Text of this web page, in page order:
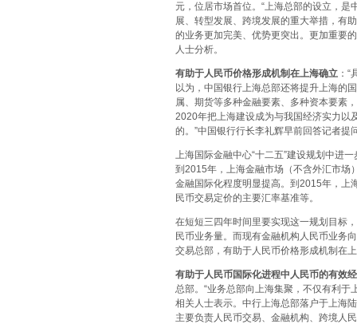
元，位居市场首位。 “上海总部的设立，是
展、转型发展、跨境发展的重大举措，有
的业务更加完美、优势更突出。更加重要
人士分析。
有助于人民币价格形成机制在上海确立 ： “
以为，中国银行上海总部还将提升上海的
属、期货等多种金融要素、多种资本要素
2020年把上海建设成为与我国经济实力以
的。”中国银行行长李礼辉早前回答记者提
上海国际金融中心“十二五”建设规划中进
到2015年，上海金融市场（不含外汇市场
金融国际化程度明显提高。到2015年，上
民币交易定价的主要汇率基准等。
在短短三四年时间里要实现这一规划目标
民币业务量。而现有金融机构人民币业务
交易总部，有助于人民币价格形成机制在
有助于人民币国际化进程中人民币的有效
总部。 “业务总部向上海集聚，不仅有利于
相关人士表示。 中行上海总部落户于上海
主要负责人民币交易、金融机构、跨境人